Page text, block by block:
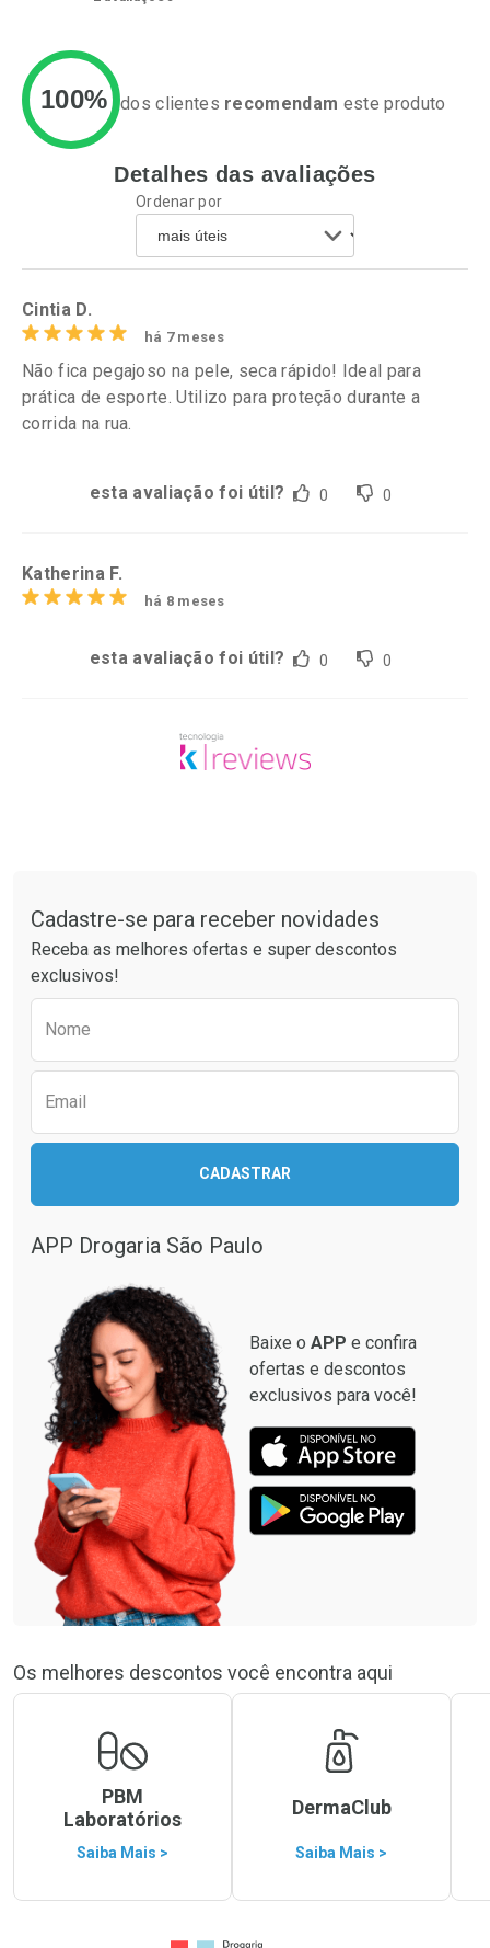
Ativar Desconto
Comprar sem Desconto
Por R$ 52,99/cada
Comprar sem Desconto
Ativar Desconto
Comprar sem Desconto
Por R$ 52,47/cada
100% dos clientes recomendam este produto
Detalhes das avaliações
Ordenar por
Cintia D.
há 7 meses
Não fica pegajoso na pele, seca rápido! Ideal para
prática de esporte. Utilizo para proteção durante a
corrida na rua.
esta avaliação foi útil? 0 0
Katherina F.
há 8 meses
esta avaliação foi útil? 0 0
Cadastre-se para receber novidades
Receba as melhores ofertas e super descontos
exclusivos!
Nome
Email
CADASTRAR
APP Drogaria São Paulo
Baixe o APP e confira
ofertas e descontos
exclusivos para você!
Os melhores descontos você encontra aqui
PBM
Laboratórios
Saiba Mais >
DermaClub
Saiba Mais >